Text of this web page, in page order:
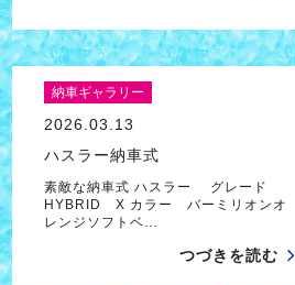
納車ギャラリー
2026.03.13
ハスラー納車式
素敵な納車式 ハスラー グレード
HYBRID X カラー バーミリオンオ
レンジソフトベ…
つづきを読む